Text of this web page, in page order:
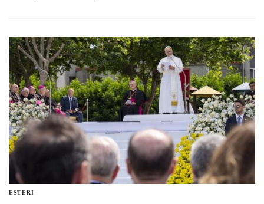
singolarmente, ma è necessario ampliarne costi e
benefici su larga scala, immaginando un ventaglio di
reazioni da Gibilterra ai Dardanelli
ESTERI